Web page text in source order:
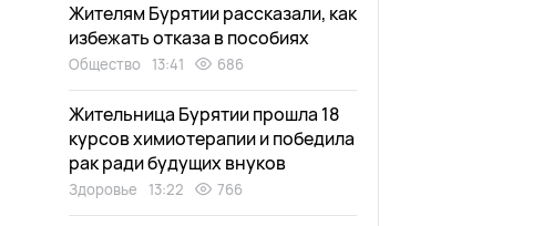
Жителям Бурятии рассказали, как
избежать отказа в пособиях
Общество 13:41 686
Жительница Бурятии прошла 18
курсов химиотерапии и победила
рак ради будущих внуков
Здоровье 13:22 766